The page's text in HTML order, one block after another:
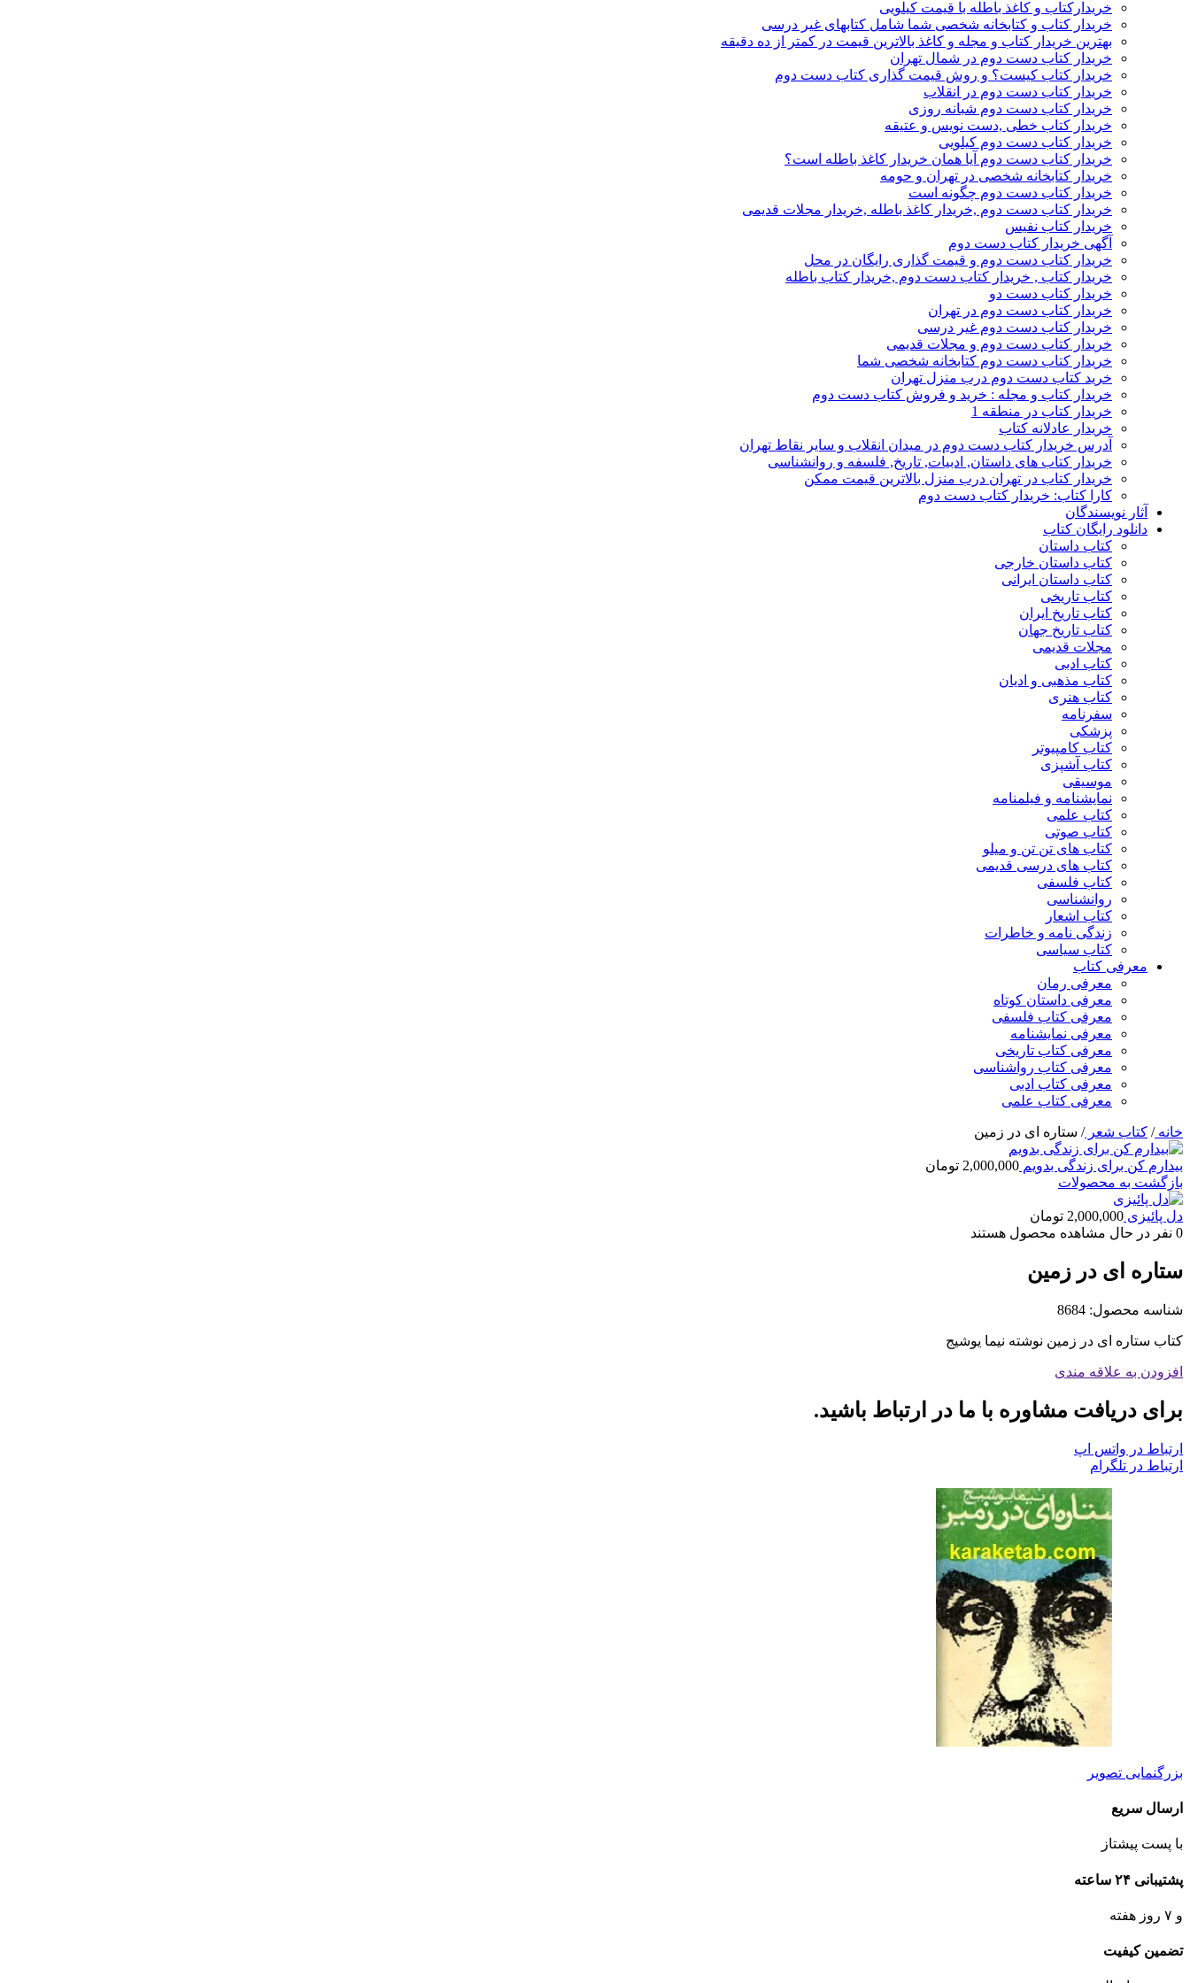
خریدارکتاب و کاغذ باطله با قیمت کیلویی
خریدار کتاب و کتابخانه شخصی شما شامل کتابهای غیر درسی
بهترین خریدار کتاب و مجله و کاغذ بالاترین قیمت در کمتر از ده دقیقه
خریدار کتاب دست دوم در شمال تهران
خریدار کتاب کیست؟ و روش قیمت گذاری کتاب دست دوم
خریدار کتاب دست دوم در انقلاب
خریدار کتاب دست دوم شبانه روزی
خریدار کتاب خطی ,دست نویس و عتیقه
خریدار کتاب دست دوم کیلویی
خریدار کتاب دست دوم آیا همان خریدار کاغذ باطله است؟
خریدار کتابخانه شخصی در تهران و حومه
خریدار کتاب دست دوم چگونه است
خریدار کتاب دست دوم ,خریدار کاغذ باطله ,خریدار مجلات قدیمی
خریدار کتاب نفیس
آگهی خریدار کتاب دست دوم
خریدار کتاب دست دوم و قیمت گذاری رایگان در محل
خریدار کتاب , خریدار کتاب دست دوم ,خریدار کتاب باطله
خریدار کتاب دست دو
خریدار کتاب دست دوم در تهران
خریدار کتاب دست دوم غیر درسی
خریدار کتاب دست دوم و مجلات قدیمی
خریدار کتاب دست دوم کتابخانه شخصی شما
خرید کتاب دست دوم درب منزل تهران
خریدار کتاب و مجله : خرید و فروش کتاب دست دوم
خریدار کتاب در منطقه 1
خریدار عادلانه کتاب
آدرس خریدار کتاب دست دوم در میدان انقلاب و سایر نقاط تهران
خریدار کتاب های داستان, ادبیات, تاریخ, فلسفه و روانشناسی
خریدار کتاب در تهران درب منزل بالاترین قیمت ممکن
کارا کتاب: خریدار کتاب دست دوم
آثار نویسندگان
دانلود رایگان کتاب
کتاب داستان
کتاب داستان خارجی
کتاب داستان ایرانی
کتاب تاریخی
کتاب تاریخ ایران
کتاب تاریخ جهان
مجلات قدیمی
کتاب ادبی
کتاب مذهبی و ادیان
کتاب هنری
سفرنامه
پزشکی
کتاب کامپیوتر
کتاب آشپزی
موسیقی
نمایشنامه و فیلمنامه
کتاب علمی
کتاب صوتی
کتاب های تن تن و میلو
کتاب های درسی قدیمی
کتاب فلسفی
روانشناسی
کتاب اشعار
زندگی نامه و خاطرات
کتاب سیاسی
معرفی کتاب
معرفی رمان
معرفی داستان کوتاه
معرفی کتاب فلسفی
معرفی نمایشنامه
معرفی کتاب تاریخی
معرفی کتاب رواشناسی
معرفی کتاب ادبی
معرفی کتاب علمی
خانه/ کتاب شعر/ ستاره ای در زمین
بیدارم کن برای زندگی بدویم 2,000,000 تومان
بازگشت به محصولات
دل پائیزی 2,000,000 تومان
0 نفر در حال مشاهده محصول هستند
ستاره ای در زمین
شناسه محصول: 8684
کتاب ستاره ای در زمین نوشته نیما یوشیج
افزودن به علاقه مندی
برای دریافت مشاوره با ما در ارتباط باشید.
ارتباط در واتس اپ
ارتباط در تلگرام
بزرگنمایی تصویر
ارسال سریع
با پست پیشتاز
پشتیبانی ۲۴ ساعته
و ۷ روز هفته
تضمین کیفیت